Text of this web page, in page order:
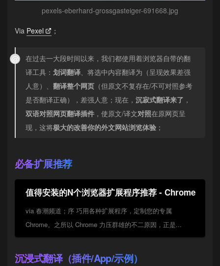
pexels-eberhard-grossgasteiger-691668.jpg
Via Pexel ；
在过去一大段时间以来，我们都使用着浏览器自带的翻
译工具： 划词翻译、将选中内容翻译为（呈现效果差强
人意）、 翻译整个网页 （但原文不复存在/不可对照参考
是否翻译正确），差强人意；现在， 沉寂式翻译来了 ，
双语对照网页翻译插件 ，使原文/译文对照在原网页呈
现，这将极大的改善你的外文网站浏览体验 ；
必备扩展推荐
值得安装的N个浏览器扩展程序推荐 - Chrome
via 春潮频道；序 巧用各种扩展程序，定制您的专属
Chrome。之所以 Chrome 力压群雄的不二原因，正是...
沉浸式翻译（插件/App/示例）